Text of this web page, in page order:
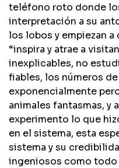
teléfono roto donde
interpretación a su
los lobos y empiezan a
“inspira y atrae a
inexplicables, no
fiables, los números
exponencialmente
animales fantasmas, y
experimento lo que
en el sistema, esta
sistema y su
ingeniosos como todo